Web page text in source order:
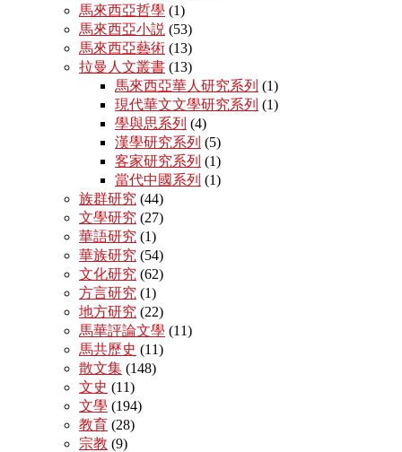
馬來西亞哲學 (1)
馬來西亞小説 (53)
馬來西亞藝術 (13)
拉曼人文叢書 (13)
馬來西亞華人研究系列 (1)
現代華文文學研究系列 (1)
學與思系列 (4)
漢學研究系列 (5)
客家研究系列 (1)
當代中國系列 (1)
族群研究 (44)
文學研究 (27)
華語研究 (1)
華族研究 (54)
文化研究 (62)
方言研究 (1)
地方研究 (22)
馬華評論文學 (11)
馬共歷史 (11)
散文集 (148)
文史 (11)
文學 (194)
教育 (28)
宗教 (9)